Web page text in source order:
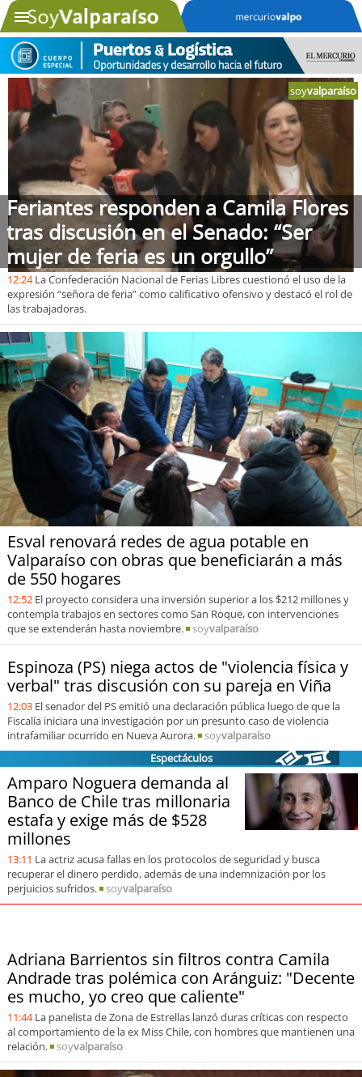
SOYTV
Podcast
Actualidad
Entretención
Economía
Deportes
Tecnología
Sostenibilidad
chile
arica
iquique
soycalama
soyantofagasta
soycopiapó
soyvalparaíso
soy quillota
soysanantonio
soychillán
soysancarlos
soytalcahuano
soyconcepción
soyarauco
soytemuco
soyvaldivia
Feriantes responden a Camila Flores
tras discusión en el Senado: “Ser
mujer de feria es un orgullo”
soyvalparaíso
12:24 La Confederación Nacional de Ferias Libres cuestionó el uso de la
expresión “señora de feria” como calificativo ofensivo y destacó el rol de
las trabajadoras.
Esval renovará redes de agua potable en
Valparaíso con obras que beneficiarán a más
de 550 hogares
12:52 El proyecto considera una inversión superior a los $212 millones y
contempla trabajos en sectores como San Roque, con intervenciones
que se extenderán hasta noviembre.
soyvalparaíso
Espinoza (PS) niega actos de "violencia física y
verbal" tras discusión con su pareja en Viña
12:03 El senador del PS emitió una declaración pública luego de que la
Fiscalía iniciara una investigación por un presunto caso de violencia
intrafamiliar ocurrido en Nueva Aurora.
soyvalparaíso
Espectáculos
Amparo Noguera demanda al
Banco de Chile tras millonaria
estafa y exige más de $528
millones
13:11 La actriz acusa fallas en los protocolos de seguridad y busca
recuperar el dinero perdido, además de una indemnización por los
perjuicios sufridos.
soyvalparaíso
Adriana Barrientos sin filtros contra Camila
Andrade tras polémica con Aránguiz: "Decente
es mucho, yo creo que caliente"
11:44 La panelista de Zona de Estrellas lanzó duras críticas con respecto
al comportamiento de la ex Miss Chile, con hombres que mantienen una
relación.
soyvalparaíso